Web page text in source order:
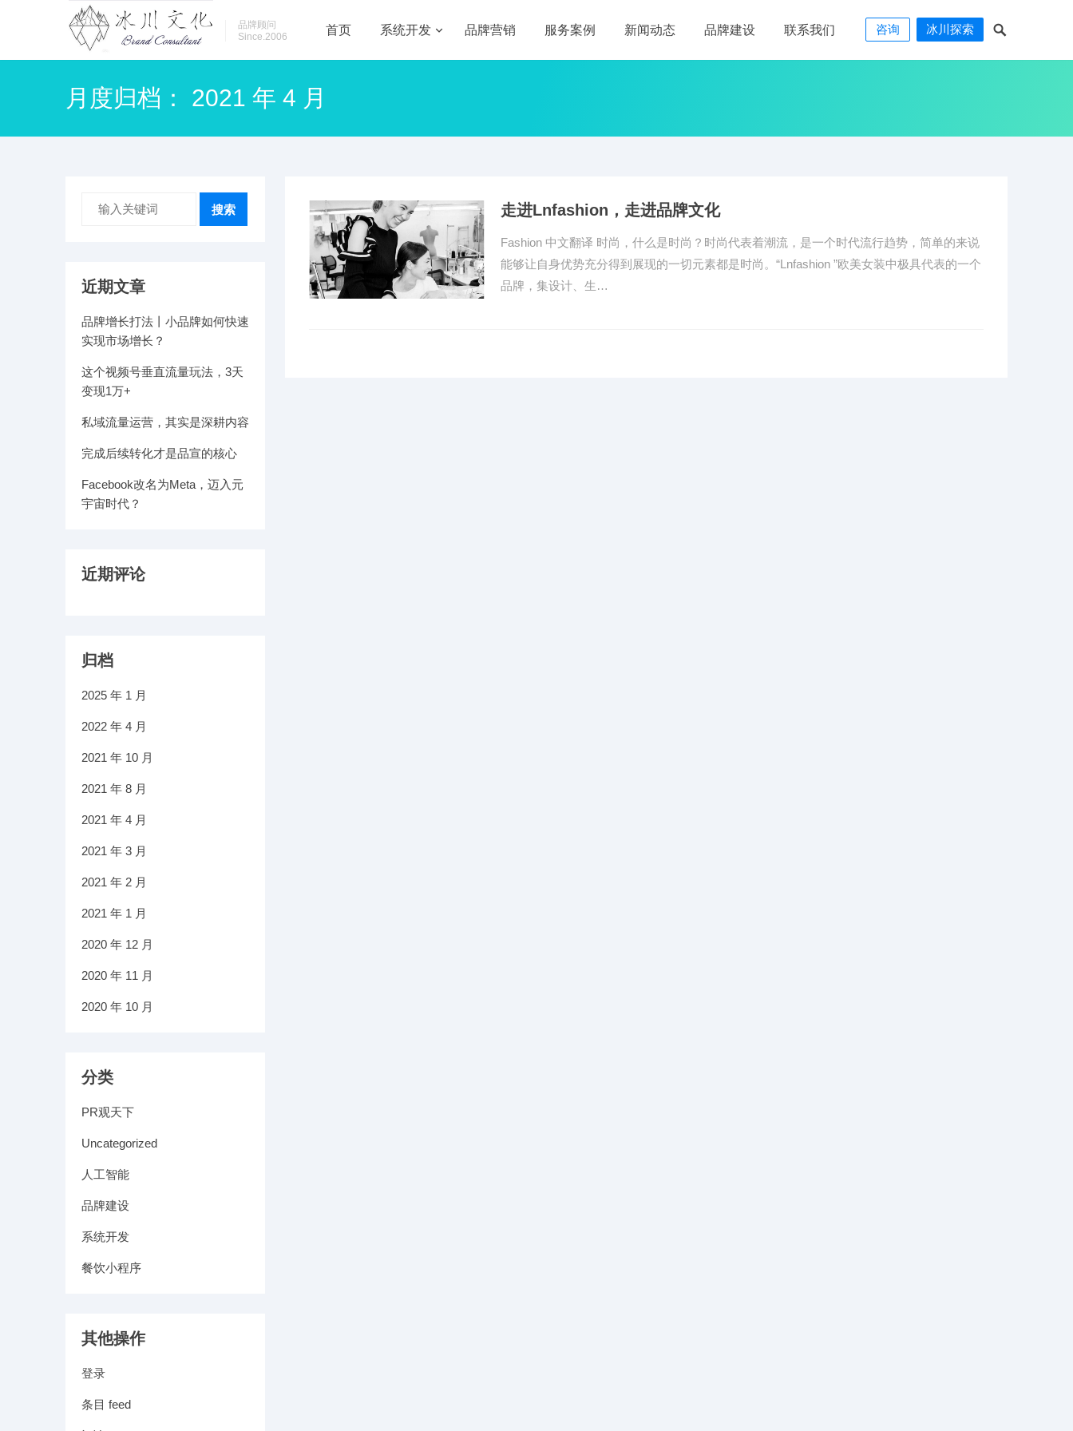
品牌顾问
Since.2006
首页 系统开发 品牌营销 服务案例 新闻动态 品牌建设 联系我们 咨询 冰川探索
月度归档： 2021 年 4 月
走进Lnfashion，走进品牌文化
Fashion 中文翻译 时尚，什么是时尚？时尚代表着潮流，是一个时代流行趋势，简单的来说
能够让自身优势充分得到展现的一切元素都是时尚。“Lnfashion ”欧美女装中极具代表的一个
品牌，集设计、生…
搜索
近期文章
品牌增长打法丨小品牌如何快速
实现市场增长？
这个视频号垂直流量玩法，3天
变现1万+​
私域流量运营，其实是深耕内容
完成后续转化才是品宣的核心
Facebook改名为Meta，迈入元
宇宙时代？
近期评论
归档
2025 年 1 月
2022 年 4 月
2021 年 10 月
2021 年 8 月
2021 年 4 月
2021 年 3 月
2021 年 2 月
2021 年 1 月
2020 年 12 月
2020 年 11 月
2020 年 10 月
分类
PR观天下
Uncategorized
人工智能
品牌建设
系统开发
餐饮小程序
其他操作
登录
条目 feed